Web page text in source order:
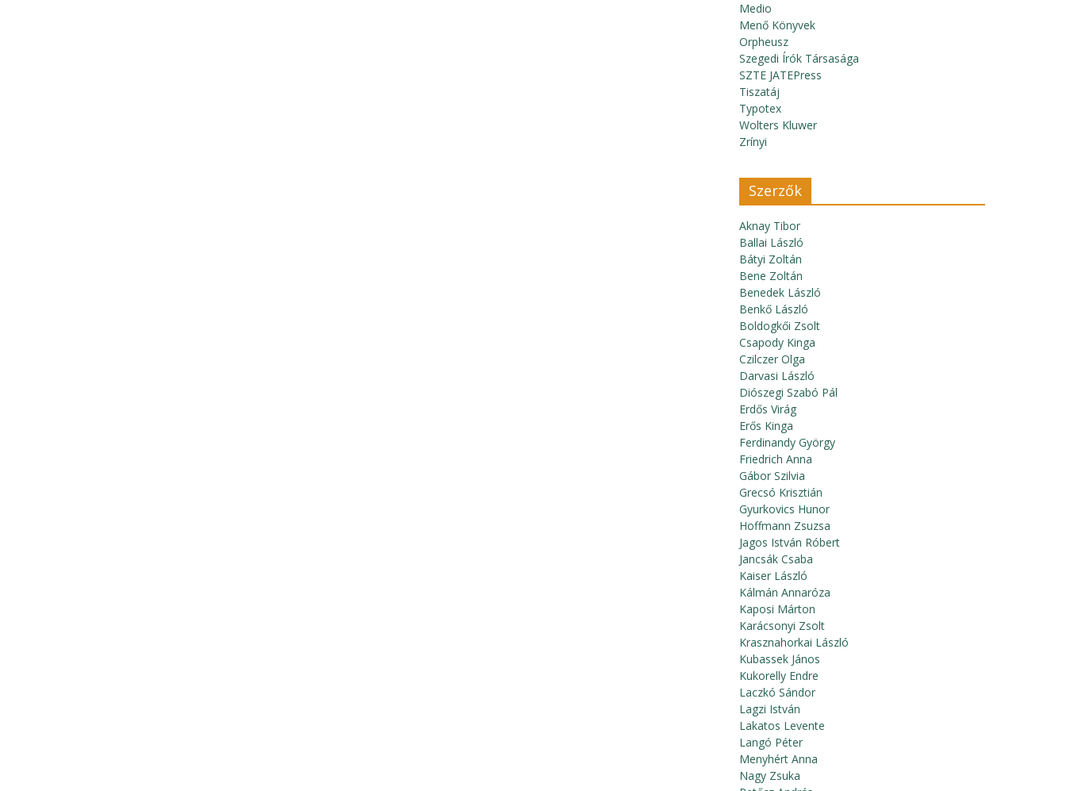
Medio
Menő Könyvek
Orpheusz
Szegedi Írók Társasága
SZTE JATEPress
Tiszatáj
Typotex
Wolters Kluwer
Zrínyi
Szerzők
Aknay Tibor
Ballai László
Bátyi Zoltán
Bene Zoltán
Benedek László
Benkő László
Boldogkői Zsolt
Csapody Kinga
Czilczer Olga
Darvasi László
Diószegi Szabó Pál
Erdős Virág
Erős Kinga
Ferdinandy György
Friedrich Anna
Gábor Szilvia
Grecsó Krisztián
Gyurkovics Hunor
Hoffmann Zsuzsa
Jagos István Róbert
Jancsák Csaba
Kaiser László
Kálmán Annaróza
Kaposi Márton
Karácsonyi Zsolt
Krasznahorkai László
Kubassek János
Kukorelly Endre
Laczkó Sándor
Lagzi István
Lakatos Levente
Langó Péter
Menyhért Anna
Nagy Zsuka